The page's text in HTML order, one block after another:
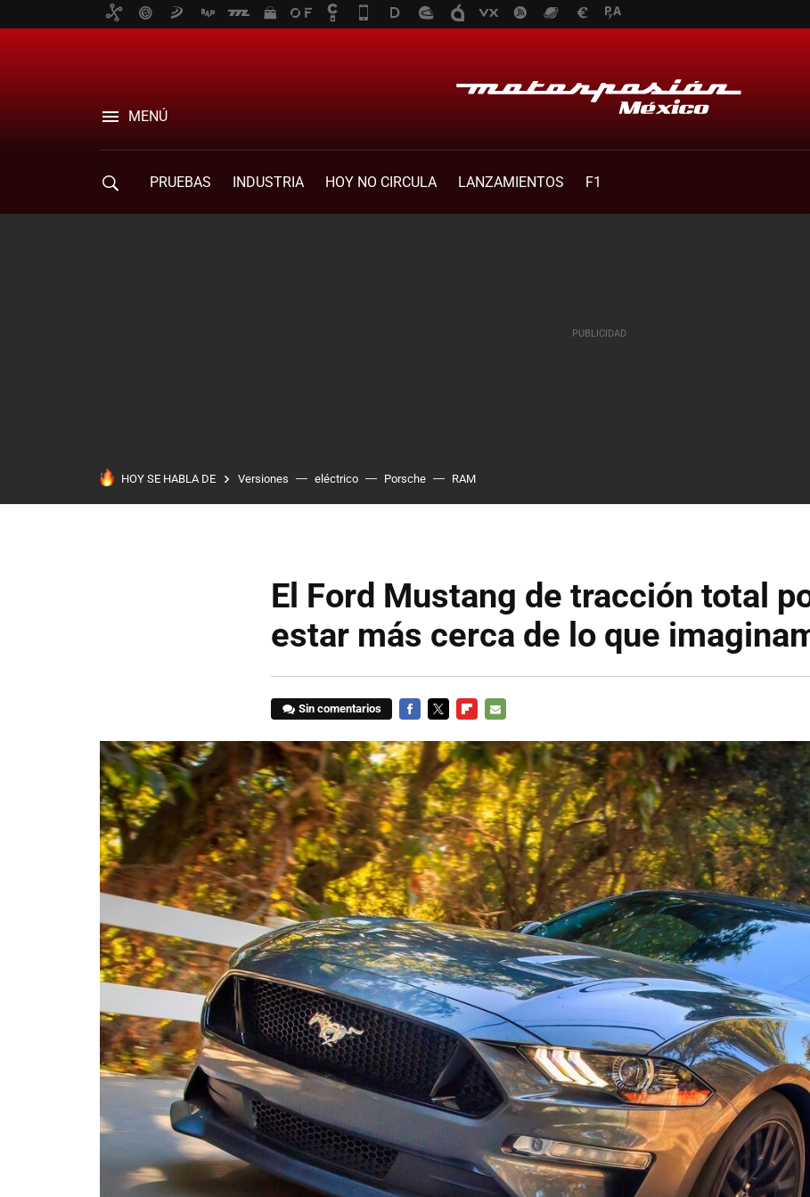
MENÚ
PRUEBAS INDUSTRIA HOY NO CIRCULA LANZAMIENTOS F1
HOY SE HABLA DE Versiones eléctrico Porsche RAM
El Ford Mustang de tracción total
estar más cerca de lo que
Sin comentarios
MAIL